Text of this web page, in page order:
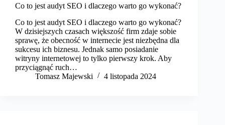
Co to jest audyt SEO i dlaczego warto go wykonać?
Co to jest audyt SEO i dlaczego warto go wykonać?
W dzisiejszych czasach większość firm zdaje sobie
sprawę, że obecność w internecie jest niezbędna dla
sukcesu ich biznesu. Jednak samo posiadanie
witryny internetowej to tylko pierwszy krok. Aby
przyciągnąć ruch…
Tomasz Majewski
4 listopada 2024